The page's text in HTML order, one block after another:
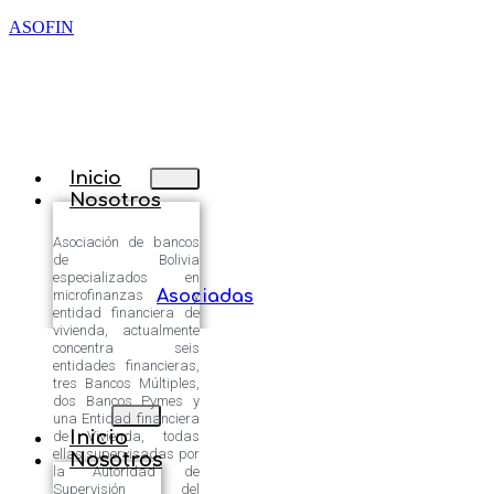
ASOFIN
Inicio
Nosotros
Asociación de bancos
de Bolivia
especializados en
microfinanzas y
entidad financiera de
vivienda, actualmente
concentra seis
entidades financieras,
tres Bancos Múltiples,
dos Bancos Pymes y
una Entidad financiera
de Vivienda, todas
ellas supervisadas por
la Autoridad de
Supervisión del
Asociadas
Inicio
Nosotros